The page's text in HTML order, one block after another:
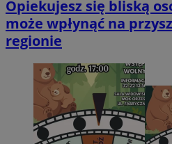
Opiekujesz się bliską
może wpłynąć na
regionie